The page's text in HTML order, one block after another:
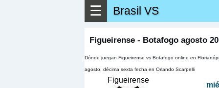
☰ Brasil VS
Figueirense - Botafogo agosto 20
Dónde juegan Figueirense vs Botafogo online en
agosto, décima sexta fecha en Orlando Scarpelli
Figueirense